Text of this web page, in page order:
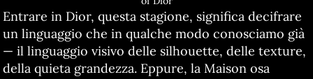
Entrare in Dior, questa stagione, significa decifrare
un linguaggio che in qualche modo conosciamo già
— il linguaggio visivo delle silhouette, delle texture,
della quieta grandezza. Eppure, la Maison osa